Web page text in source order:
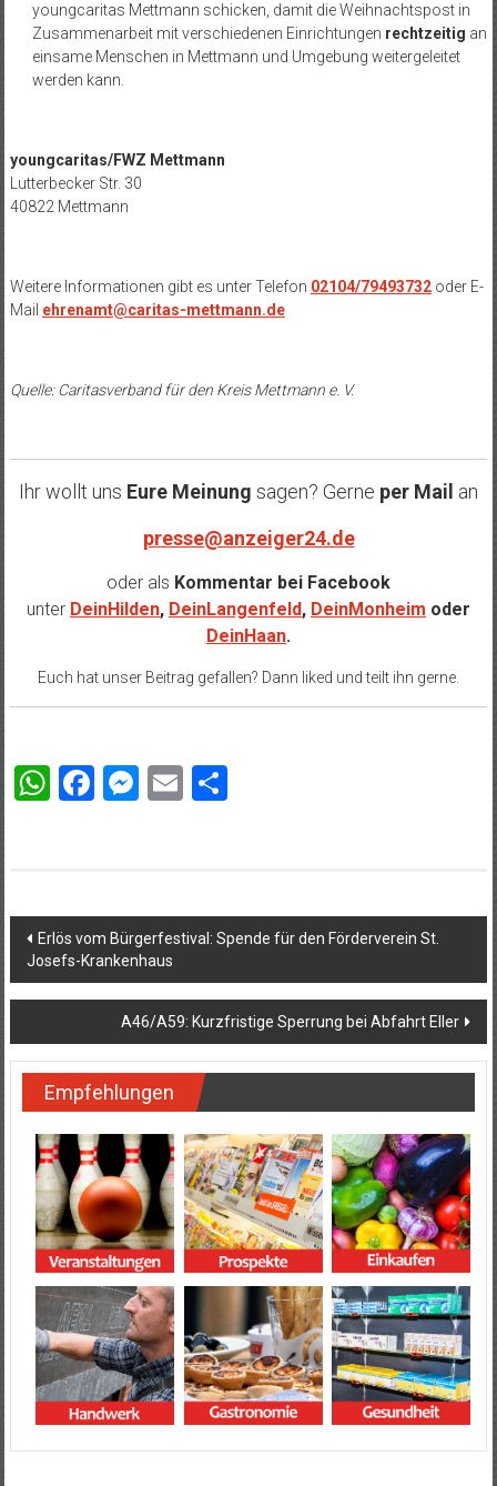
youngcaritas Mettmann schicken, damit die Weihnachtspost in
Zusammenarbeit mit verschiedenen Einrichtungen rechtzeitig an
einsame Menschen in Mettmann und Umgebung weitergeleitet
werden kann.
youngcaritas/FWZ Mettmann
Lutterbecker Str. 30
40822 Mettmann
Weitere Informationen gibt es unter Telefon 02104/79493732oder E-
Mail ehrenamt@caritas-mettmann.de
Quelle: Caritasverband für den Kreis Mettmann e. V.
Ihr wollt uns Eure Meinung sagen? Gerne per Mail an
presse@anzeiger24.de
oder als Kommentar bei Facebook
unter DeinHilden, DeinLangenfeld, DeinMonheim oder
DeinHaan.
Euch hat unser Beitrag gefallen? Dann liked und teilt ihn gerne.
WhatsApp
Facebook
Messenger
EmailTeilen
Beitragsnavigation
Erlös vom Bürgerfestival: Spende für den Förderverein St.
Josefs-Krankenhaus
A46/A59: Kurzfristige Sperrung bei Abfahrt Eller
Empfehlungen